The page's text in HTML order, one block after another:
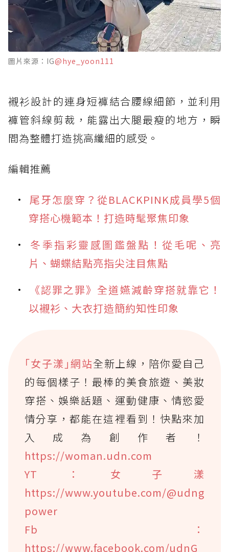
圖片來源：IG@hye_yoon111
襯衫設計的連身短褲結合腰線細節，並利用
褲管斜線剪裁，能露出大腿最瘦的地方，瞬
間為整體打造挑高纖細的感受。
編輯推薦
尾牙怎麼穿？從BLACKPINK成員學5個
穿搭心機範本！打造時髦聚焦印象
冬季指彩靈感圖鑑盤點！從毛呢、亮
片、蝴蝶結點亮指尖注目焦點
《認罪之罪》全道嬿減齡穿搭就靠它！
以襯衫、大衣打造簡約知性印象
｢女子漾｣網站全新上線，陪你愛自己
的每個樣子！最棒的美食旅遊、美妝
穿搭、娛樂話題、運動健康、情慾愛
情分享，都能在這裡看到！快點來加
入成為創作者！
https://woman.udn.com
YT：女子漾
https://www.youtube.com/@udng
power
Fb：
https://www.facebook.com/udnG